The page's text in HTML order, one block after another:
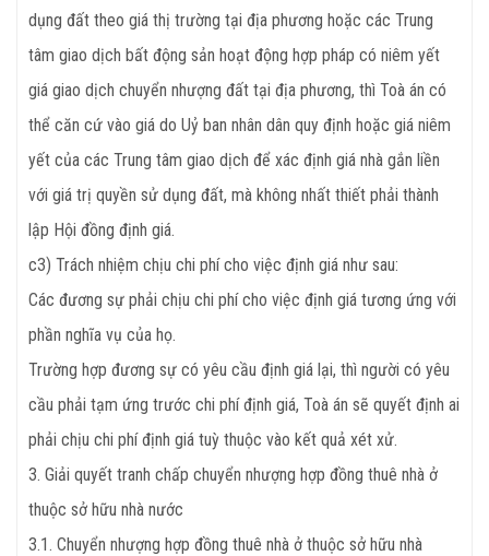
dụng đất theo giá thị trường tại địa phương hoặc các Trung
tâm giao dịch bất động sản hoạt động hợp pháp có niêm yết
giá giao dịch chuyển nhượng đất tại địa phương, thì Toà án có
thể căn cứ vào giá do Uỷ ban nhân dân quy định hoặc giá niêm
yết của các Trung tâm giao dịch để xác định giá nhà gắn liền
với giá trị quyền sử dụng đất, mà không nhất thiết phải thành
lập Hội đồng định giá.
c3) Trách nhiệm chịu chi phí cho việc định giá như sau:
Các đương sự phải chịu chi phí cho việc định giá tương ứng với
phần nghĩa vụ của họ.
Trường hợp đương sự có yêu cầu định giá lại, thì người có yêu
cầu phải tạm ứng trước chi phí định giá, Toà án sẽ quyết định ai
phải chịu chi phí định giá tuỳ thuộc vào kết quả xét xử.
3. Giải quyết tranh chấp chuyển nhượng hợp đồng thuê nhà ở
thuộc sở hữu nhà nước
3.1. Chuyển nhượng hợp đồng thuê nhà ở thuộc sở hữu nhà